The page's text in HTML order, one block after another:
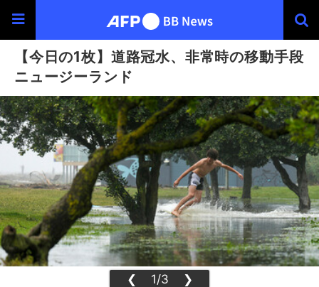
【今日の1枚】道路冠水、非常時の移動手段
ニュージーランド
❮ 1/3 ❯